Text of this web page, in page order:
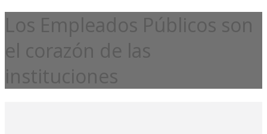
Los Empleados Públicos son
el corazón de las
instituciones